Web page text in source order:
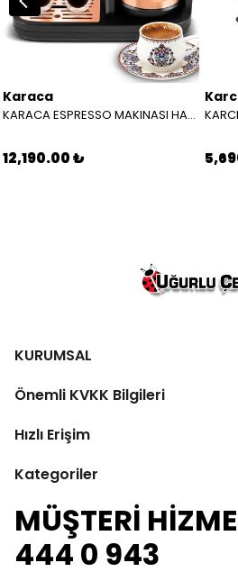
Karaca
KARACA ESPRESSO MAKINASI HATIR PERFETTO ESPRESSO T.K.M. COPPER 8683650465904
12,190.00 ₺
KURUMSAL
Önemli KVKK Bilgileri
Hızlı Erişim
Kategoriler
MÜŞTERİ
444 0 943